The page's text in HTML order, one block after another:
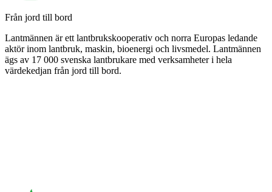
Från jord till bord
Lantmännen är ett lantbrukskooperativ och norra Europas ledande
aktör inom lantbruk, maskin, bioenergi och livsmedel. Lantmännen
ägs av 17 000 svenska lantbrukare med verksamheter i hela
värdekedjan från jord till bord.